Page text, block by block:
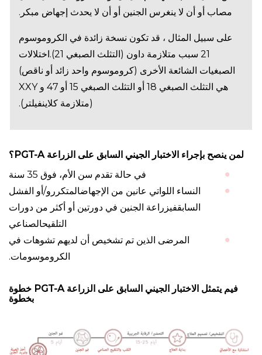
مصاب أو أن لا ينغرس الجنين أو أن لا يحدث إجهاض مبكر.
على سبيل المثال ، قد تكون نسخة زائدة في الكروموسوم
21 سبب متلازمة داون (التثلث الصبغي 21).اختلالات
الصبغيات الشائعة الأخرى (كروموسوم واحد زائد أو ناقص)
هي التثلث الصبغي 18 أو التثلث الصبغي 15 أو 47 و XXY
(متلازمة كلاينفيلتر).
لمن ينصح بإجراء الاختبار الجيني السابق على الزراعة PGT-A؟
في حالة تقدم سن الأم، فوق 35 سنة
النساء اللواتي عانين من الإجهاضالمتكررو/أو الفشل
السابقفيزراعة الجنين في دورتين أو أكثر من دورات
التلقيحالصناعي
المرضى الذين تم تشخيص أن لديهم تشوهات في
الكروموسومات.
فيم يتمثل الاختبار الجيني السابق على الزراعة PGT-A خطوة
بخطوة